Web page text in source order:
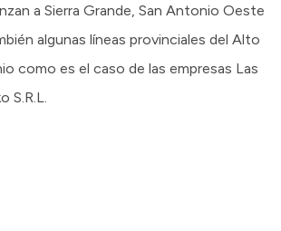
a Sierra Grande, San Antonio Oeste
algunas líneas provinciales del Alto
como es el caso de las empresas Las
S.R.L.